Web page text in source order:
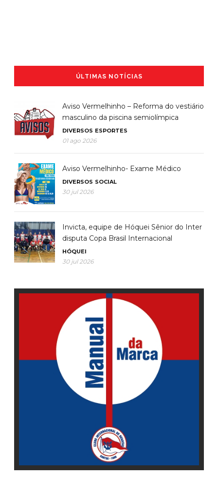
ÚLTIMAS NOTÍCIAS
Aviso Vermelhinho – Reforma do vestiário
masculino da piscina semiolímpica
DIVERSOS ESPORTES
01 ago 2026
Aviso Vermelhinho- Exame Médico
DIVERSOS SOCIAL
30 jul 2026
Invicta, equipe de Hóquei Sênior do Inter
disputa Copa Brasil Internacional
HÓQUEI
30 jul 2026